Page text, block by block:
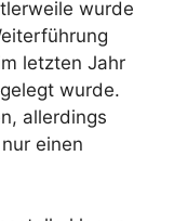
wurde
letzten Jahr
wurde.
allerdings
einen